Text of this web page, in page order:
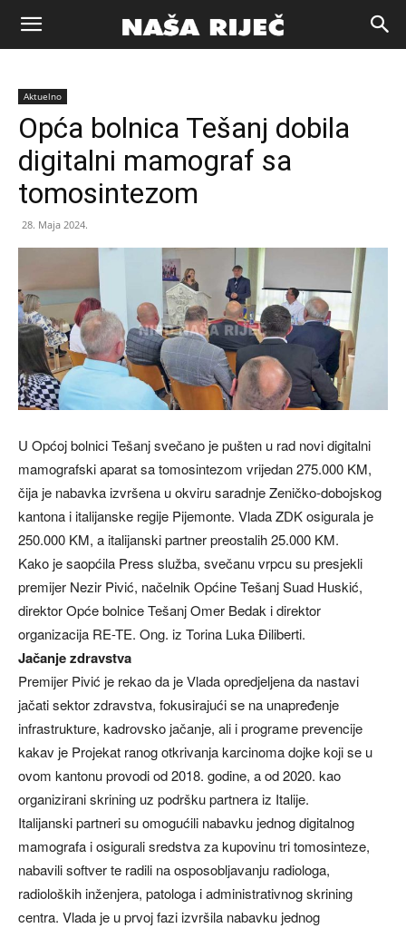
Naša
riječ
Zenica
Aktuelno
Opća bolnica Tešanj dobila
digitalni mamograf sa
tomosintezom
28. Maja 2024.
U Općoj bolnici Tešanj svečano je pušten u rad novi digitalni
mamografski aparat sa tomosintezom vrijedan 275.000 KM,
čija je nabavka izvršena u okviru saradnje Zeničko-dobojskog
kantona i italijanske regije Pijemonte. Vlada ZDK osigurala je
250.000 KM, a italijanski partner preostalih 25.000 KM.
Kako je saopćila Press služba, svečanu vrpcu su presjekli
premijer Nezir Pivić, načelnik Općine Tešanj Suad Huskić,
direktor Opće bolnice Tešanj Omer Bedak i direktor
organizacija RE-TE. Ong. iz Torina Luka Điliberti.
Jačanje zdravstva
Premijer Pivić je rekao da je Vlada opredjeljena da nastavi
jačati sektor zdravstva, fokusirajući se na unapređenje
infrastrukture, kadrovsko jačanje, ali i programe prevencije
kakav je Projekat ranog otkrivanja karcinoma dojke koji se u
ovom kantonu provodi od 2018. godine, a od 2020. kao
organizirani skrining uz podršku partnera iz Italije.
Italijanski partneri su omogućili nabavku jednog digitalnog
mamografa i osigurali sredstva za kupovinu tri tomosinteze,
nabavili softver te radili na osposobljavanju radiologa,
radioloških inženjera, patologa i administrativnog skrining
centra. Vlada je u prvoj fazi izvršila nabavku jednog